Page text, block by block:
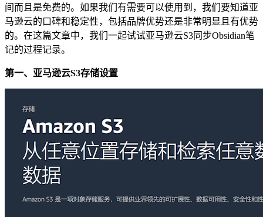
间而且是免费的。如果我们有需要可以使用到，我们要知道亚
马逊云的口碑和稳定性，包括品牌优势还是非常明显且有优势
的。在这篇文章中，我们一起试试亚马逊云S3同步Obsidian笔
记的过程记录。
第一、亚马逊云S3存储设置